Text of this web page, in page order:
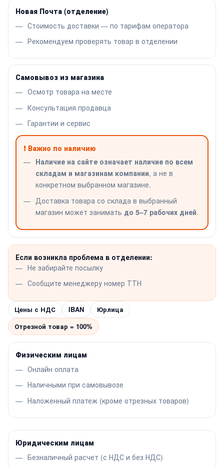
Новая Почта (отделение)
Стоимость доставки — по тарифам оператора
Рекомендуем проверять товар в отделении
Самовывоз из магазина
Осмотр товара на месте
Консультация продавца
Гарантии и сервис
❗ Важно по наличию
Наличие на сайте означает наличие по всем
складам и магазинам компании, а не в
конкретном выбранном магазине.
Доставка товара со склада в выбранный
магазин может занимать до 5–7 рабочих дней.
Если возникла проблема в отделении:
Не забирайте посылку
Сообщите менеджеру номер ТТН
Цены с НДС IBAN
Юрлица
Отрезной товар = 100%
Физическим лицам
Онлайн оплата
Наличными при самовывозе
Наложенный платеж (кроме отрезных товаров)
Юридическим лицам
Безналичный расчет (с НДС и без НДС)